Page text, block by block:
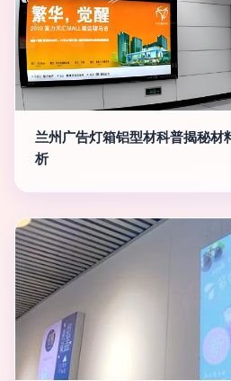
兰州广告灯箱铝型材科普揭秘材
析